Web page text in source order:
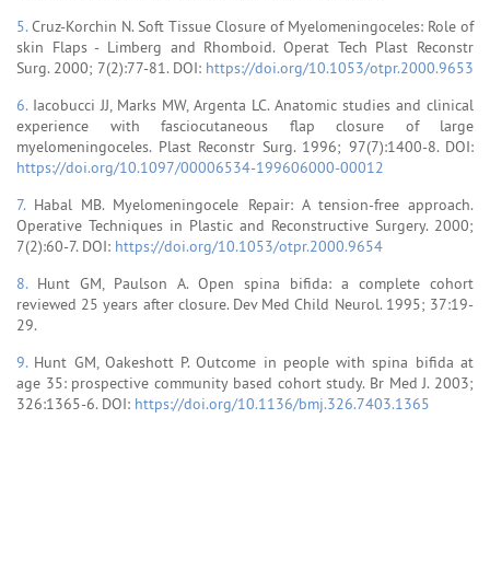
5.Cruz-Korchin N. Soft Tissue Closure of Myelomeningoceles: Role of
skin Flaps - Limberg and Rhomboid. Operat Tech Plast Reconstr
Surg. 2000; 7(2):77-81. DOI: https://doi.org/10.1053/otpr.2000.9653
6. Iacobucci JJ, Marks MW, Argenta LC. Anatomic studies and clinical
experience with fasciocutaneous flap closure of large
myelomeningoceles. Plast Reconstr Surg. 1996; 97(7):1400-8. DOI:
https://doi.org/10.1097/00006534-199606000-00012
7. Habal MB. Myelomeningocele Repair: A tension-free approach.
Operative Techniques in Plastic and Reconstructive Surgery. 2000;
7(2):60-7. DOI: https://doi.org/10.1053/otpr.2000.9654
8. Hunt GM, Paulson A. Open spina bifida: a complete cohort
reviewed 25 years after closure. Dev Med Child Neurol. 1995; 37:19-
29.
9. Hunt GM, Oakeshott P. Outcome in people with spina bifida at
age 35: prospective community based cohort study. Br Med J. 2003;
326:1365-6. DOI: https://doi.org/10.1136/bmj.326.7403.1365